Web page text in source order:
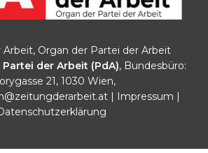
Organ der Partei der Arbeit
Partei der Arbeit (PdA), Bundesbüro:
21, 1030 Wien,
| Impressum |